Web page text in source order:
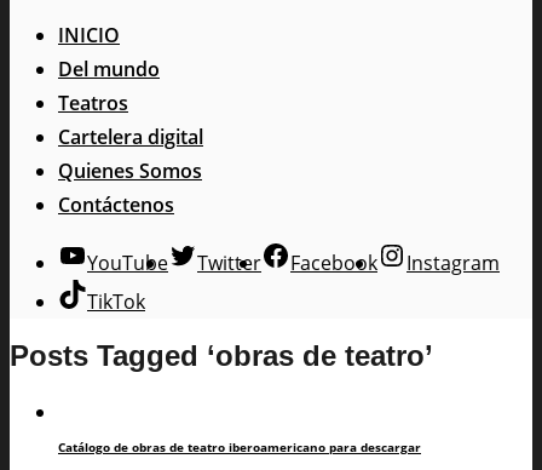
INICIO
Del mundo
Teatros
Cartelera digital
Quienes Somos
Contáctenos
YouTube Twitter Facebook
Instagram
TikTok
Posts Tagged ‘obras de teatro’
Catálogo de obras de teatro iberoamericano para descargar